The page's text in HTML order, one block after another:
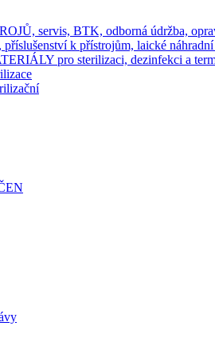
servis, BTK, odborná údržba,
k přístrojům, laické
pro sterilizaci, dezinfekci a